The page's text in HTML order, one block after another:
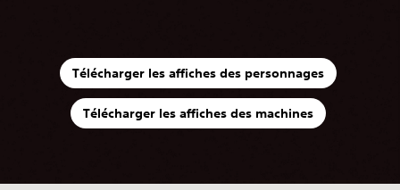
Télécharger les affiches des personnages
Télécharger les affiches des machines